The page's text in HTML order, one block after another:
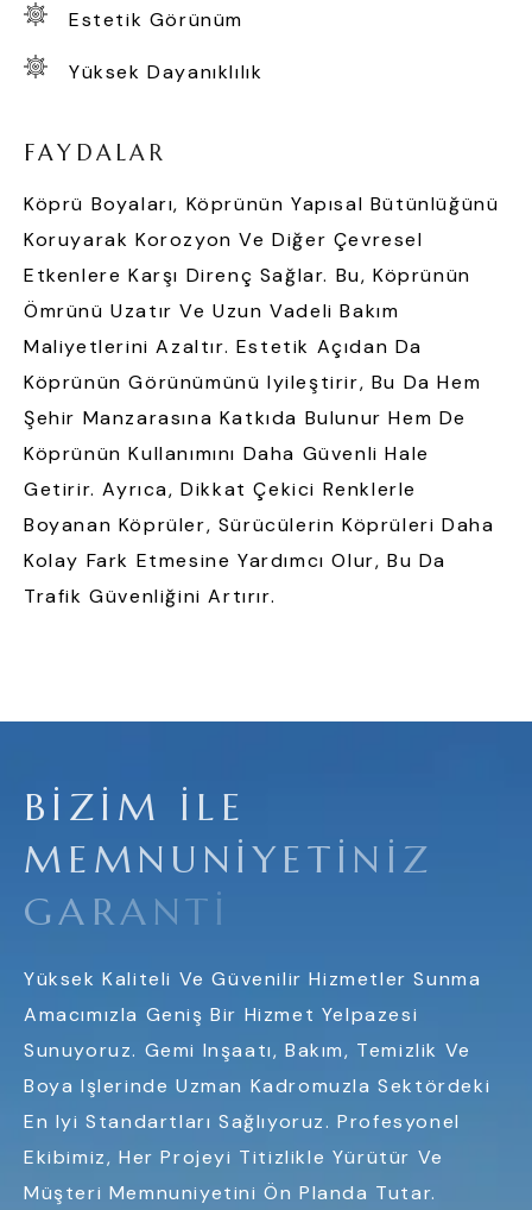
Estetik Görünüm
Yüksek Dayanıklılık
FAY DALAR
Köprü Boyaları, Köprünün Yapısal Bütünlüğünü
Koruyarak Korozyon Ve Diğer Çevresel
Etkenlere Karşı Direnç Sağlar. Bu, Köprünün
Ömrünü Uzatır Ve Uzun Vadeli Bakım
Maliyetlerini Azaltır. Estetik Açıdan Da
Köprünün Görünümünü Iyileştirir, Bu Da Hem
Şehir Manzarasına Katkıda Bulunur Hem De
Köprünün Kullanımını Daha Güvenli Hale
Getirir. Ayrıca, Dikkat Çekici Renklerle
Boyanan Köprüler, Sürücülerin Köprüleri Daha
Kolay Fark Etmesine Yardımcı Olur, Bu Da
Trafik Güvenliğini Artırır.
B I ZI M I L E
M E MN U N IYETI N I Z
GA RA NT I
Yüksek Kaliteli Ve Güvenilir Hizmetler Sunma
Amacımızla Geniş Bir Hizmet Yelpazesi
Sunuyoruz. Gemi Inşaatı, Bakım, Temizlik Ve
Boya Işlerinde Uzman Kadromuzla Sektördeki
En Iyi Standartları Sağlıyoruz. Profesyonel
Ekibimiz, Her Projeyi Titizlikle Yürütür Ve
Müşteri Memnuniyetini Ön Planda Tutar.